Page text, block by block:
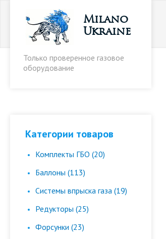
Milano
Ukraine
Только проверенное газовое
оборудование
Категории товаров
Комплекты ГБО (20)
Баллоны (113)
Cистемы впрыска газа (19)
Редукторы (25)
Форсунки (23)